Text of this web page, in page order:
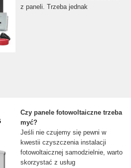
z paneli. Trzeba jednak
Czy panele fotowoltaiczne trzeba
myć?
Jeśli nie czujemy się pewni w
kwestii czyszczenia instalacji
fotowoltaicznej samodzielnie, warto
skorzystać z usług